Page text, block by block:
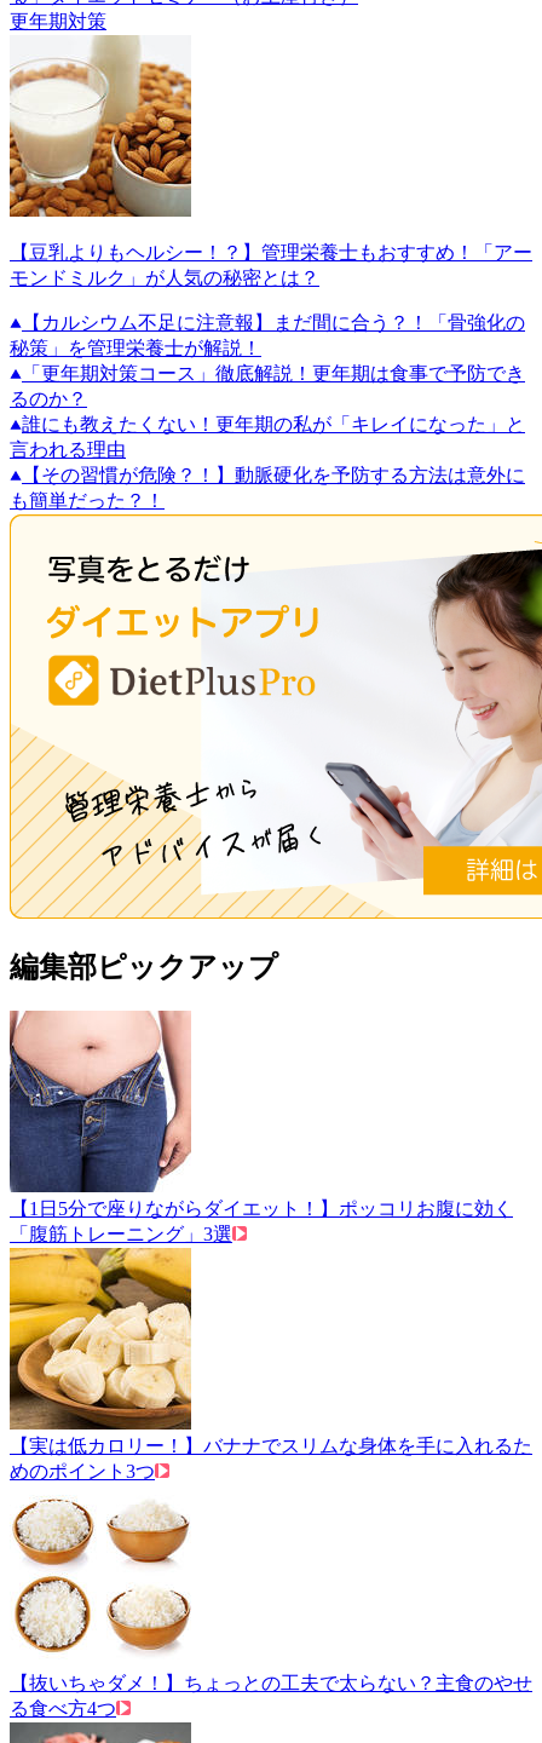
更年期対策
【豆乳よりもヘルシー！？】管理栄養士もおすすめ！「アー
モンドミルク」が人気の秘密とは？
【カルシウム不足に注意報】まだ間に合う？！「骨強化の
秘策」を管理栄養士が解説！
「更年期対策コース」徹底解説！更年期は食事で予防でき
るのか？
誰にも教えたくない！更年期の私が「キレイになった」と
言われる理由
【その習慣が危険？！】動脈硬化を予防する方法は意外に
も簡単だった？！
編集部ピックアップ
【1日5分で座りながらダイエット！】ポッコリお腹に効く
「腹筋トレーニング」3選
【実は低カロリー！】バナナでスリムな身体を手に入れるた
めのポイント3つ
【抜いちゃダメ！】ちょっとの工夫で太らない？主食のやせ
る食べ方4つ